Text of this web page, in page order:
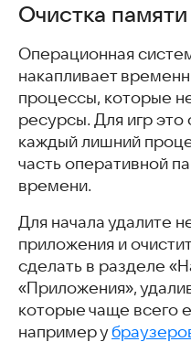
Очистка
Операционная
накапливает
процессы, которые
ресурсы. Для игр это
каждый лишний
часть оперативной
времени.
Для начала удалите
приложения и
сделать в разделе
«Приложения»,
которые чаще всего
например у